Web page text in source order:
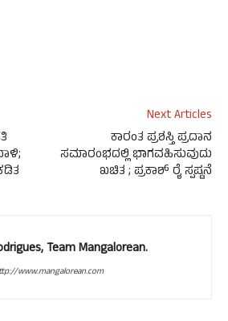
Next Articles
ಕಾರಂತ ಪ್ರಶಸ್ತಿ ಪ್ರದಾನ
ಸಮಾರಂಭದಲ್ಲಿ ಭಾಗವಹಿಸುವುದು
ಖಚಿತ ; ಪ್ರಕಾಶ್ ರೈ ಸ್ಪಷ್ಟನೆ
Team Mangalorean.
www.mangalorean.com